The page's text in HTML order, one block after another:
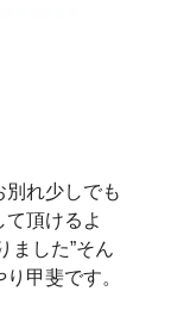
別れ少しでも
頂けるよ
ました”そん
甲斐です。